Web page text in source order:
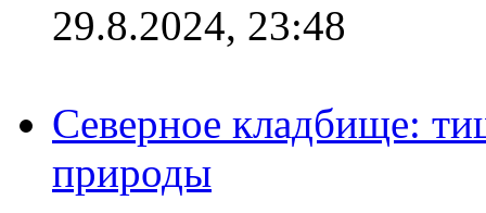
29.8.2024, 23:48
Северное кладбище:
природы